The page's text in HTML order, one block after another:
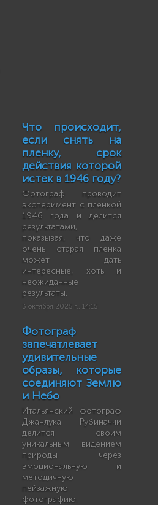
Что происходит,
если снять на
пленку, срок
действия которой
истек в 1946 году?
Фотограф проводит
эксперимент с пленкой
1946 года и делится
результатами,
показывая, что даже
очень старая пленка
может дать
интересные, хоть и
неожиданные
результаты.
3 октября 2025 г., 14:15
Фотограф
запечатлевает
удивительные
образы, которые
соединяют Землю
и Небо
Итальянский фотограф
Джанлука Рубиначчи
делится своим
уникальным видением
природы через
эмоциональную и
методичную
пейзажную
фотографию.